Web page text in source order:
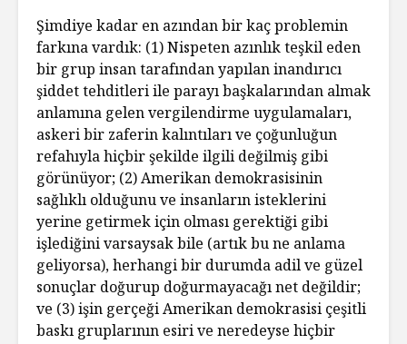
Şimdiye kadar en azından bir kaç problemin
farkına vardık: (1) Nispeten azınlık teşkil eden
bir grup insan tarafından yapılan inandırıcı
şiddet tehditleri ile parayı başkalarından almak
anlamına gelen vergilendirme uygulamaları,
askeri bir zaferin kalıntıları ve çoğunluğun
refahıyla hiçbir şekilde ilgili değilmiş gibi
görünüyor; (2) Amerikan demokrasisinin
sağlıklı olduğunu ve insanların isteklerini
yerine getirmek için olması gerektiği gibi
işlediğini varsaysak bile (artık bu ne anlama
geliyorsa), herhangi bir durumda adil ve güzel
sonuçlar doğurup doğurmayacağı net değildir;
ve (3) işin gerçeği Amerikan demokrasisi çeşitli
baskı gruplarının esiri ve neredeyse hiçbir